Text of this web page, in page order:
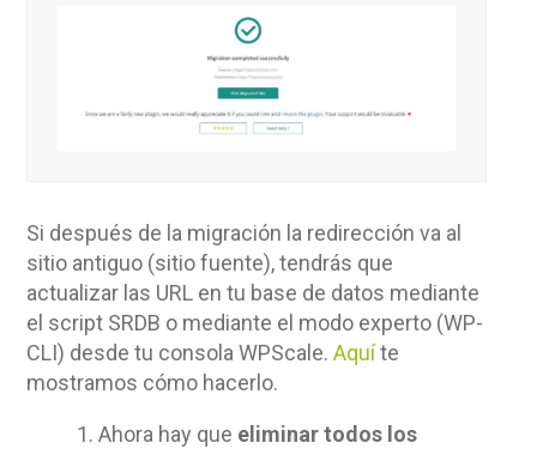
Si después de la migración la redirección va al
sitio antiguo (sitio fuente), tendrás que
actualizar las URL en tu base de datos mediante
el script SRDB o mediante el modo experto (WP-
CLI) desde tu consola WPScale.Aquíte
mostramos cómo hacerlo.
Ahora hay que eliminar todos los